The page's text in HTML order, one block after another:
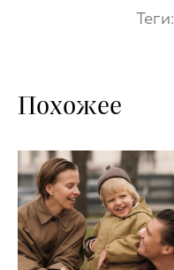
Теги:
Похожее